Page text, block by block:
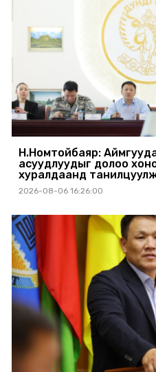
Н.Номтойбаяр:
асуудлуудыг долоо
хуралдаанд
2026-08-06 16:26:00